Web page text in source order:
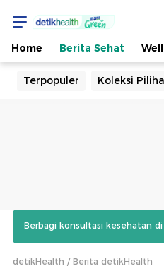
Home Berita Sehat
Terpopuler Koleksi
Berbagi konsultasi kesehatan di
detikHealth Berita detikHealth